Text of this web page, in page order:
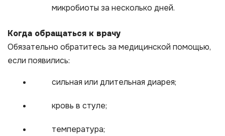
микробиоты за несколько дней.
Когда обращаться к врачу
Обязательно обратитесь за медицинской помощью,
если появились:
сильная или длительная диарея;
кровь в стуле;
температура;